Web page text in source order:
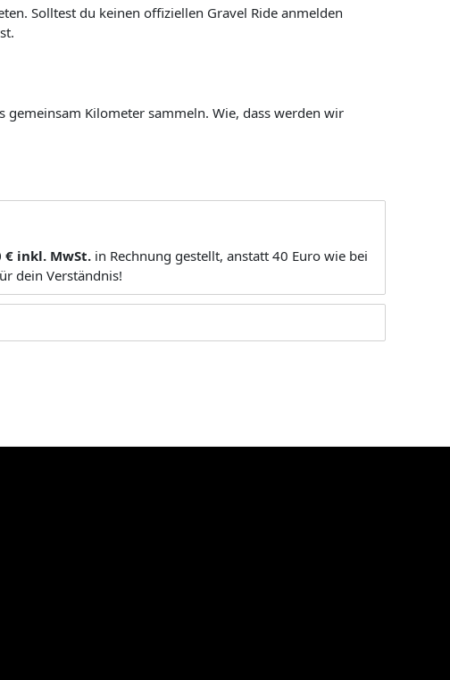
Solltest du keinen offiziellen Gravel Ride anmelden
gemeinsam Kilometer sammeln. Wie, dass werden wir
€ inkl. MwSt. in Rechnung gestellt, anstatt 40 Euro wie bei
dein Verständnis!